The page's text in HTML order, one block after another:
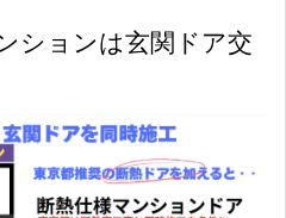
ションは玄関ドア交